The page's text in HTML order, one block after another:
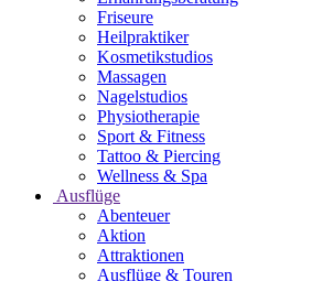
Friseure
Heilpraktiker
Kosmetikstudios
Massagen
Nagelstudios
Physiotherapie
Sport & Fitness
Tattoo & Piercing
Wellness & Spa
Ausflüge
Abenteuer
Aktion
Attraktionen
Ausflüge & Touren